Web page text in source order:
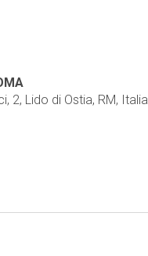
2, Lido di Ostia, RM, Italia